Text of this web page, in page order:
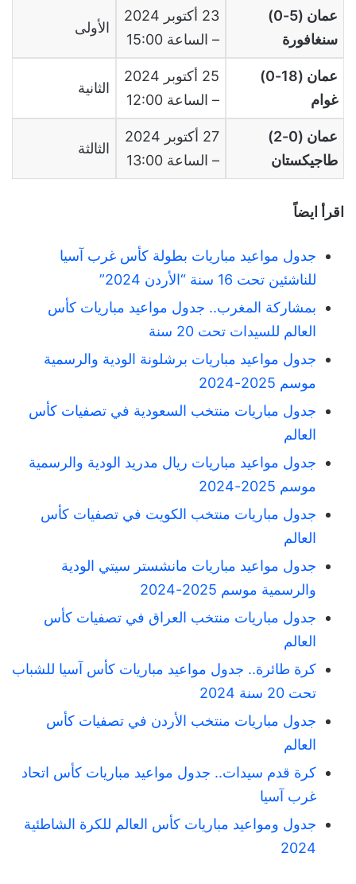
عمان (5-0)
سنغافورة
23 أكتوبر 2024
– الساعة 15:00
الأولى
عمان (18-0)
غوام
25 أكتوبر 2024
– الساعة 12:00
الثانية
عمان (0-2)
طاجيكستان
27 أكتوبر 2024
– الساعة 13:00
الثالثة
اقرأ ايضاً
جدول مواعيد مباريات بطولة كأس غرب آسيا
للناشئين تحت 16 سنة “الأردن 2024”
بمشاركة المغرب.. جدول مواعيد مباريات كأس
العالم للسيدات تحت 20 سنة
جدول مواعيد مباريات برشلونة الودية والرسمية
موسم 2025-2024
جدول مباريات منتخب السعودية في تصفيات كأس
العالم
جدول مواعيد مباريات ريال مدريد الودية والرسمية
موسم 2025-2024
جدول مباريات منتخب الكويت في تصفيات كأس
العالم
جدول مواعيد مباريات مانشستر سيتي الودية
والرسمية موسم 2025-2024
جدول مباريات منتخب العراق في تصفيات كأس
العالم
كرة طائرة.. جدول مواعيد مباريات كأس آسيا للشباب
تحت 20 سنة 2024
جدول مباريات منتخب الأردن في تصفيات كأس
العالم
كرة قدم سيدات.. جدول مواعيد مباريات كأس اتحاد
غرب آسيا
جدول ومواعيد مباريات كأس العالم للكرة الشاطئية
2024